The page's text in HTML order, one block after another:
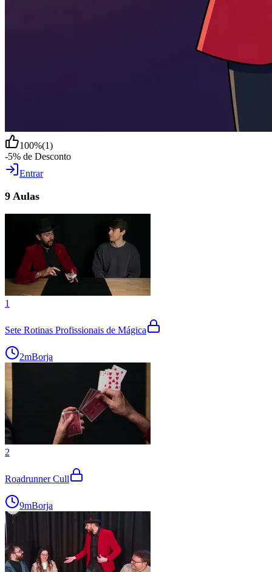
100%(1)
-5% de Desconto
Entrar
9 Aulas
1
Sete Rotinas Profissionais de Mágica
2mBorja
2
Roadrunner Cull
9mBorja